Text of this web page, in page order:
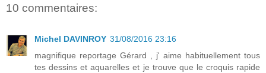
10 commentaires:
Michel DAVINROY 31/08/2016 23:16
magnifique reportage Gérard , j' aime habituellement tous
tes dessins et aquarelles et je trouve que le croquis rapide